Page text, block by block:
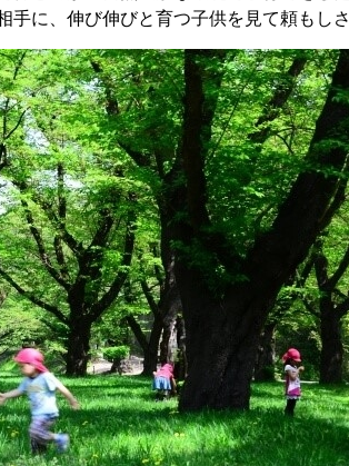
手に、伸び伸びと育つ子供を見て頼もし